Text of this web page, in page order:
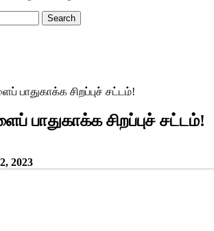
பாதுகாக்க சிறப்புச் சட்டம்!
பாதுகாக்க சிறப்புச் சட்டம்!
2023